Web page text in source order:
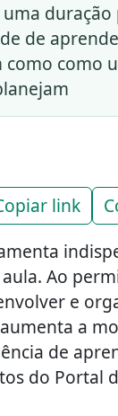
de
como
link
Ao
e
a
de
do Portal